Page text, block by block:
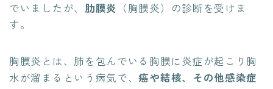
でいましたが、 肋膜炎 （胸膜炎）の診断を受けま
す。
胸膜炎とは、肺を包んでいる胸膜に炎症が起こり胸
水が溜まるという病気で、癌や結核、その他感染症